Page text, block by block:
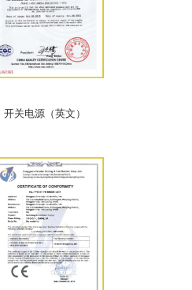
开关电源（英文）